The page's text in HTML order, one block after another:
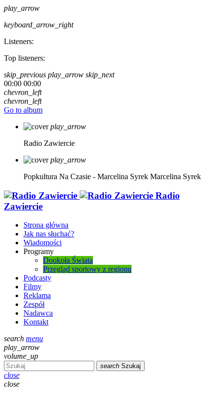
play_arrow
keyboard_arrow_right
Listeners:
Top listeners:
skip_previous play_arrow skip_next
00:00 00:00
chevron_left
chevron_left
Go to album
play_arrow
Radio Zawiercie
play_arrow
Popkultura Na Czasie - Marcelina Syrek Marcelina Syrek
Radio
Zawiercie
Strona główna
Jak nas słuchać?
Wiadomości
Programy
Dookoła Świata
Przegląd sportowy z regionu
Podcasty
Filmy
Reklama
Zespół
Nadawca
Kontakt
search menu
play_arrow
volume_up
search Szukaj
close
close